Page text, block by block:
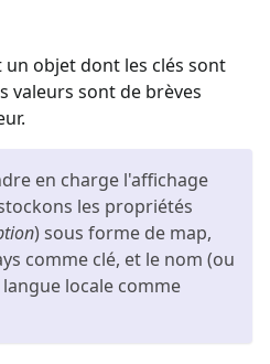
un objet dont les clés sont
valeurs sont de brèves
en charge l'affichage
les propriétés
) sous forme de map,
comme clé, et le nom (ou
locale comme